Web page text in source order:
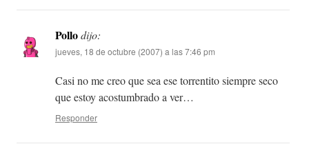
Pollodijo:
jueves, 18 de octubre (2007) a las 7:46 pm
Casi no me creo que sea ese torrentito siempre seco
que estoy acostumbrado a ver…
Responder